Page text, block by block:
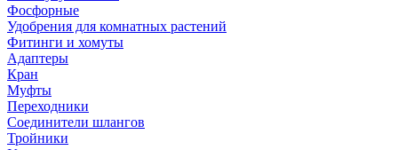
Фосфорные
Удобрения для комнатных растений
Фитинги и хомуты
Адаптеры
Кран
Муфты
Переходники
Соединители шлангов
Тройники